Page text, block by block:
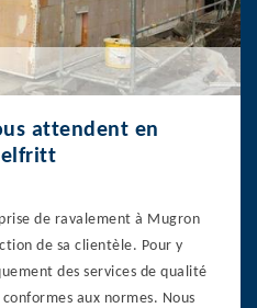
attendent en
de ravalement à Mugron
de sa clientèle. Pour y
des services de qualité
aux normes. Nous